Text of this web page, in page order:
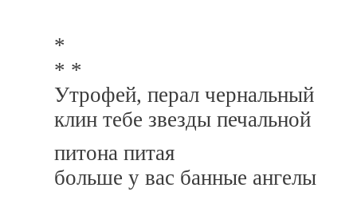
*
* *
Утрофей, перал чернальный
клин тебе звезды печальной
питона питая
больше у вас банные ангелы